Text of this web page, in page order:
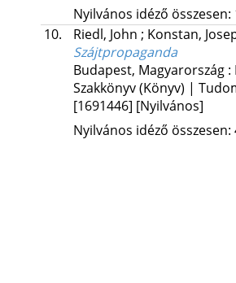
Nyilvános idéző
10.
Riedl, John ; Konstan,
Szájtpropaganda
Budapest, Magyarország :
Szakkönyv (Könyv) |
[1691446] [Nyilvános]
Nyilvános idéző